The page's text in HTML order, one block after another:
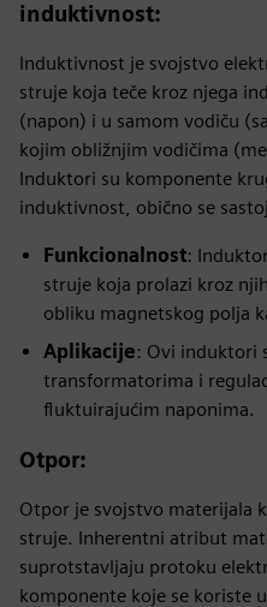
induktivnost:
Induktivnost je svojstvo
struje koja teče kroz njega
(napon) i u samom vodiču
kojim obližnjim vodičima
Induktori su komponente
induktivnost, obično se
Funkcionalnost:
struje koja prolazi kroz
obliku magnetskog polja
Aplikacije: Ovi induktori
transformatorima i
fluktuirajućim naponima.
Otpor:
Otpor je svojstvo materijala
struje. Inherentni atribut
suprotstavljaju protoku
komponente koje se koriste